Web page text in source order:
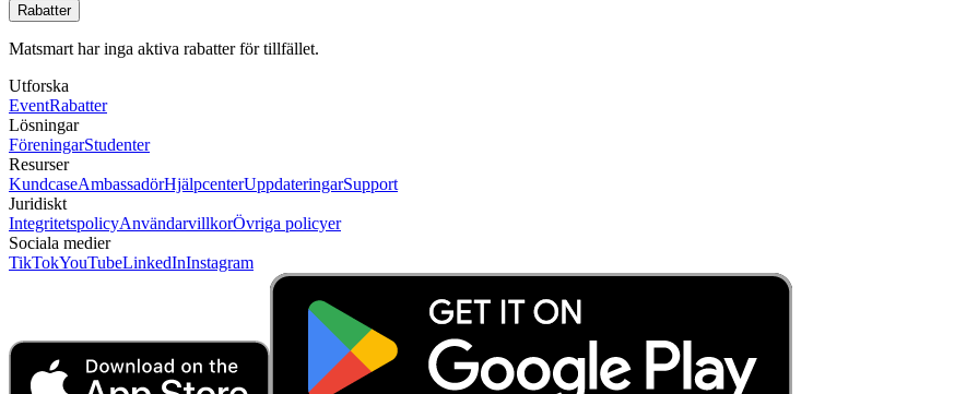
Rabatter
Matsmart har inga aktiva rabatter för tillfället.
Utforska
EventRabatter
Lösningar
FöreningarStudenter
Resurser
KundcaseAmbassadörHjälpcenterUppdateringarSupport
Juridiskt
IntegritetspolicyAnvändarvillkorÖvriga policyer
Sociala medier
TikTokYouTubeLinkedInInstagram